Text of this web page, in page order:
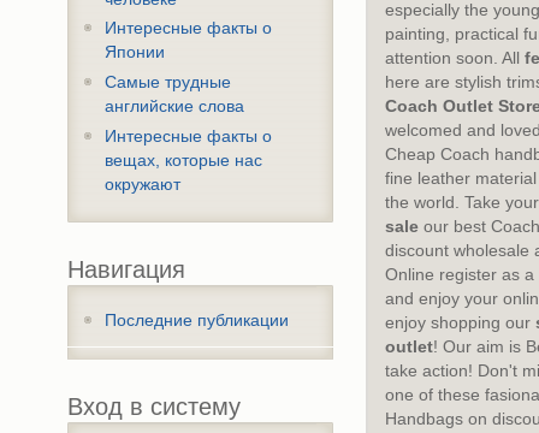
Интересные факты о
Японии
Самые трудные
английские слова
Интересные факты о
вещах, которые нас
окружают
Навигация
Последние публикации
Вход в систему
especially the
painting, practical
attention soon. All
here are stylish
Coach Outlet
welcomed and
Cheap Coach
fine leather
the world. Take
saleour best
discount wholesale
Online register as
and enjoy your
enjoy shopping our
outlet! Our aim is
take action! Don't
one of these
Handbags on